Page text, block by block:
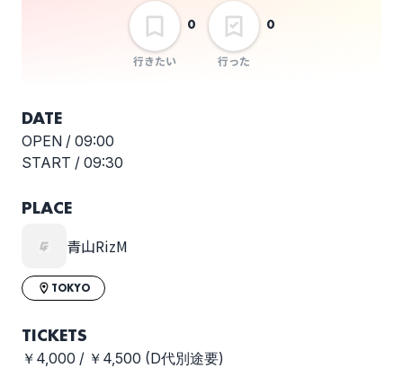
行きたい
0
行った
0
DATE
OPEN / 09:00
START / 09:30
PLACE
青山RizM
TOKYO
TICKETS
￥4,000 / ￥4,500 (D代別途要)